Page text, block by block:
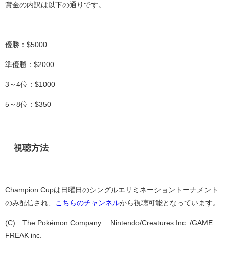
賞金の内訳は以下の通りです。
優勝： $5000
準優勝： $2000
3 ～ 4位： $1000
5 ～ 8位： $350
視聴方法
Champion Cupは日曜日のシングルエリミネーショントーナメント
のみ配信され、
こちらのチャンネルから視聴可能となっています。
(C)©The Pokémon Company ©Nintendo/Creatures Inc. /GAME
FREAK inc.